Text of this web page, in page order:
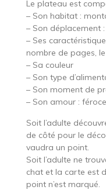
Le plateau est
– Son habitat :
– Son déplacement
– Ses
nombre de pages,
– Sa couleur
– Son type
– Son moment de
– Son amour :
Soit l’adulte
de côté pour le
vaudra un point.
Soit l’adulte ne
chat et la carte est
point n’est marqué.